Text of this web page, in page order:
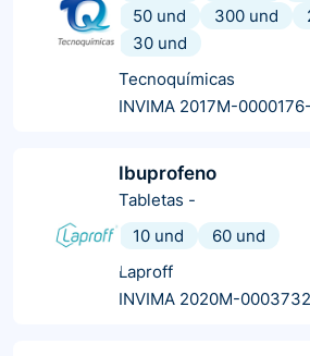
50 und
300 und
30 und
Tecnoquímicas
INVIMA 2017M-
Ibuprofeno
Tabletas -
10 und
60 und
Laproff
INVIMA 2020M-